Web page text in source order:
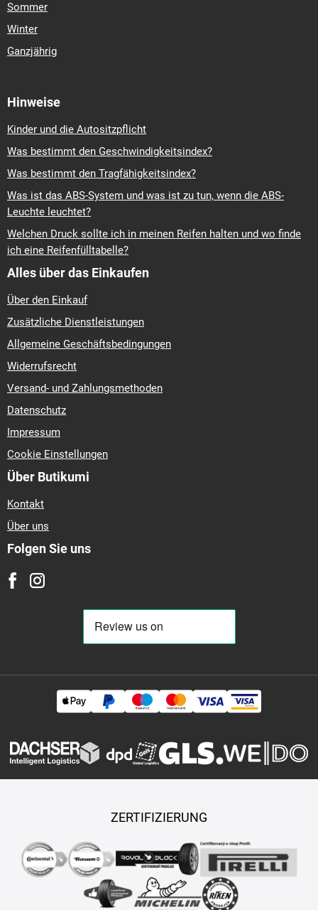
Sommer
Winter
Ganzjährig
Hinweise
Kinder und die Autositzpflicht
Was bestimmt den Geschwindigkeitsindex?
Was bestimmt den Tragfähigkeitsindex?
Was ist das ABS-System und was ist zu tun, wenn die ABS-
Leuchte leuchtet?
Welchen Druck sollte ich in meinen Reifen halten und wo finde
ich eine Reifenfülltabelle?
Alles über das Einkaufen
Über den Einkauf
Zusätzliche Dienstleistungen
Allgemeine Geschäftsbedingungen
Widerrufsrecht
Versand- und Zahlungsmethoden
Datenschutz
Impressum
Cookie Einstellungen
Über Butikumi
Kontakt
Über uns
Folgen Sie uns
ZERTIFIZIERUNG